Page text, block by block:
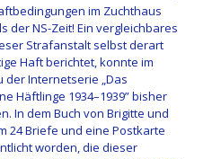
im Zuchthaus
der NS-Zeit! Ein vergleichbares
Strafanstalt selbst derart
Haft berichtet, konnte im
der Internetserie „Das
Häftlinge 1934–1939” bisher
In dem Buch von Brigitte und
24 Briefe und eine Postkarte
worden, die dieser